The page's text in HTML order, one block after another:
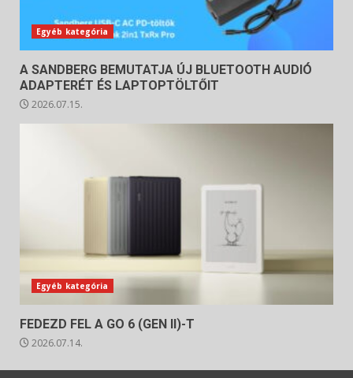
Egyéb kategória
A SANDBERG BEMUTATJA ÚJ BLUETOOTH AUDIÓ
ADAPTERÉT ÉS LAPTOPTÖLTŐIT
2026.07.15.
Egyéb kategória
FEDEZD FEL A GO 6 (GEN II)-T
2026.07.14.